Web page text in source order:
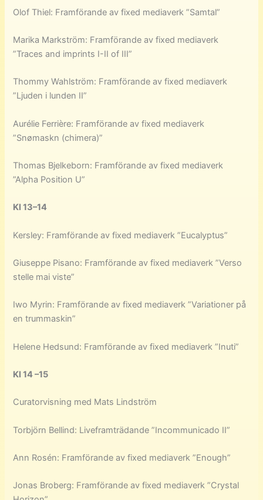
Olof Thiel: Framförande av fixed mediaverk ”Samtal”
Marika Markström: Framförande av fixed mediaverk
”Traces and imprints I-II of III”
Thommy Wahlström: Framförande av fixed mediaverk
”Ljuden i lunden II”
Aurélie Ferrière: Framförande av fixed mediaverk
”Snømaskn (chimera)”
Thomas Bjelkeborn: Framförande av fixed mediaverk
”Alpha Position U”
Kl 13–14
Kersley: Framförande av fixed mediaverk ”Eucalyptus”
Giuseppe Pisano: Framförande av fixed mediaverk ”Verso
stelle mai viste”
Iwo Myrin: Framförande av fixed mediaverk ”Variationer på
en trummaskin”
Helene Hedsund: Framförande av fixed mediaverk ”Inuti”
Kl 14 –15
Curatorvisning med Mats Lindström
Torbjörn Bellind: Liveframträdande ”Incommunicado II”
Ann Rosén: Framförande av fixed mediaverk ”Enough”
Jonas Broberg: Framförande av fixed mediaverk ”Crystal